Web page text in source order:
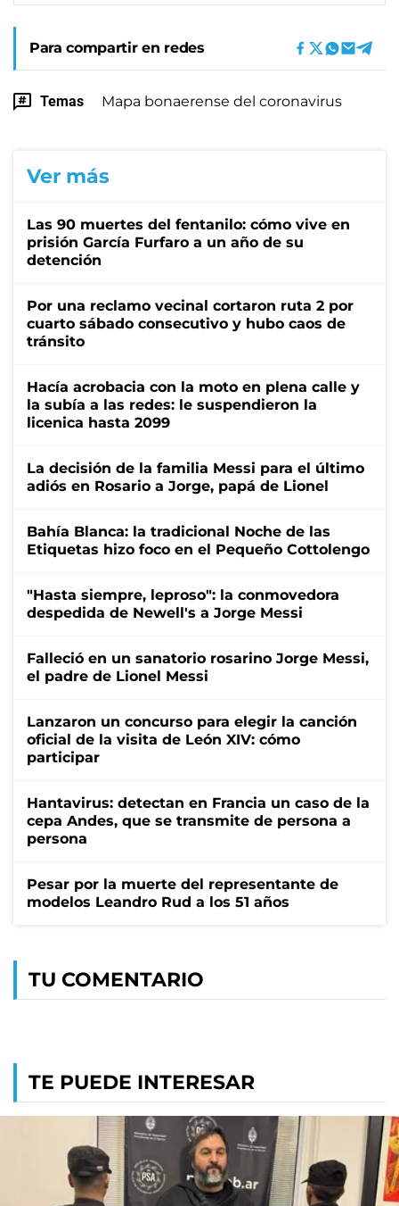
Para compartir en redes
Temas Mapa bonaerense del coronavirus
Ver más
Las 90 muertes del fentanilo: cómo vive en
prisión García Furfaro a un año de su
detención
Por una reclamo vecinal cortaron ruta 2 por
cuarto sábado consecutivo y hubo caos de
tránsito
Hacía acrobacia con la moto en plena calle y
la subía a las redes: le suspendieron la
licenica hasta 2099
La decisión de la familia Messi para el último
adiós en Rosario a Jorge, papá de Lionel
Bahía Blanca: la tradicional Noche de las
Etiquetas hizo foco en el Pequeño Cottolengo
"Hasta siempre, leproso": la conmovedora
despedida de Newell's a Jorge Messi
Falleció en un sanatorio rosarino Jorge Messi,
el padre de Lionel Messi
Lanzaron un concurso para elegir la canción
oficial de la visita de León XIV: cómo
participar
Hantavirus: detectan en Francia un caso de la
cepa Andes, que se transmite de persona a
persona
Pesar por la muerte del representante de
modelos Leandro Rud a los 51 años
TU COMENTARIO
TE PUEDE INTERESAR